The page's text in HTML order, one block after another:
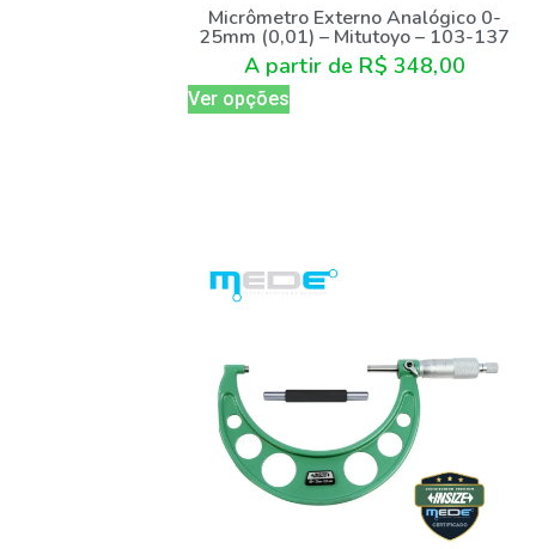
Micrômetro Externo Analógico 0-
25mm (0,01) – Mitutoyo – 103-137
A partir de R$ 348,00
Ver opções